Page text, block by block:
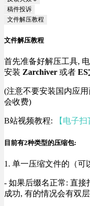
稿件投诉
文件解压教程
文件解压教程
首先准备好解压工具,
安装 Zarchiver 或者 ES
(注意不要安装国内应
会收费)
B站视频教程: 【电子
目前有2种类型的压缩包:
1. 单一压缩文件的（可
- 如果后缀名正常: 直接
成功, 有的情况会有双